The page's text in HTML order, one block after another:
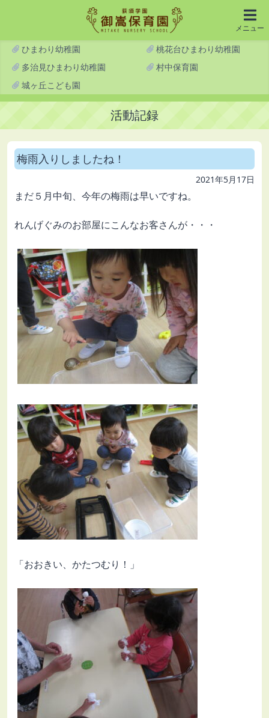
メニュー
ひまわり幼稚園
桃花台ひまわり幼稚園
多治見ひまわり幼稚園
村中保育園
城ヶ丘こども園
活動記録
梅雨入りしましたね！
2021年5月17日
まだ５月中旬、今年の梅雨は早いですね。
れんげぐみのお部屋にこんなお客さんが・・・
「おおきい、かたつむり！」